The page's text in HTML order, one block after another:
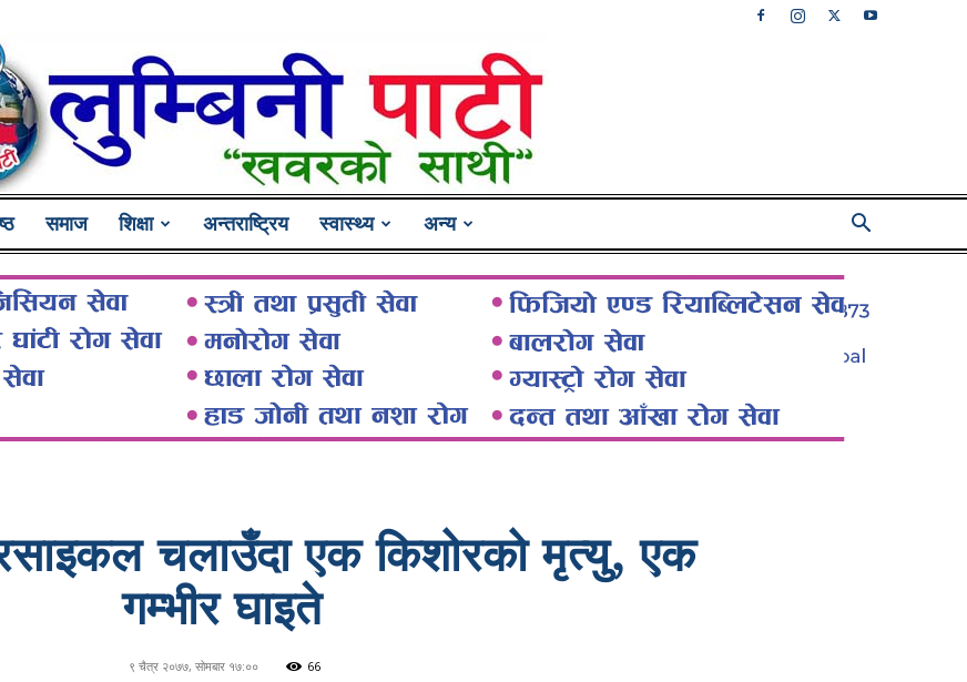
Lumbini
Pati
समाज शिक्षा अन्तराष्ट्रिय स्वास्थ्य अन्य
चलाउँदा एक किशोरको मृत्यु, एक
गम्भीर घाइते
९ चैत्र २०७७, सोमबार १७:०० 66